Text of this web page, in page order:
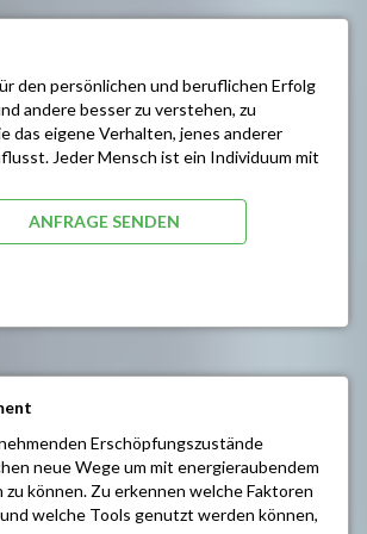
und Motivation von Mitarbeitern
Konfliktmanagement
Fragetechniken
von Teamgeist
von Führungsinstrumenten und deren
Motivationsprozess
den persönlichen und beruflichen Erfolg
andere besser zu verstehen, zu
das eigene Verhalten, jenes anderer
Jeder Mensch ist ein Individuum mit
Talenten. Bei diesem persönlichen
Sie Stärken und Schwächen zu
zu arbeiten.
in das DISG Persönlichkeitsmodell
der eigenen Verhaltensgewohnheiten
Denken / Angemessenes Handeln
ANFRAGE SENDEN
Erschöpfungszustände
neue Wege um mit energieraubendem
zu können. Zu erkennen welche Faktoren
welche Tools genutzt werden können,